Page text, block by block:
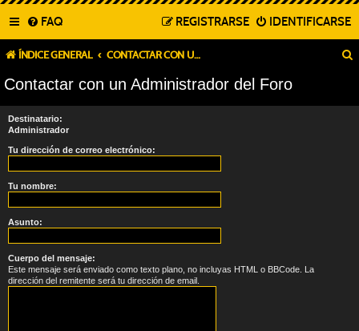
FAQ IDENTIFICARSE
REGISTRARSE
ÍNDICE GENERAL CONTACTAR CON UN ADMINISTRADOR DEL FORO
Contactar con un Administrador del Foro
Destinatario:
Administrador
Tu dirección de correo electrónico:
Tu nombre:
Asunto:
Cuerpo del mensaje:
Este mensaje será enviado como texto plano, no incluyas HTML o BBCode. La
dirección del remitente será tu dirección de email.